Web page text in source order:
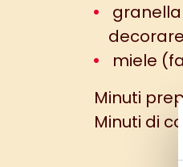
decorare
miele
Minuti
Minuti di